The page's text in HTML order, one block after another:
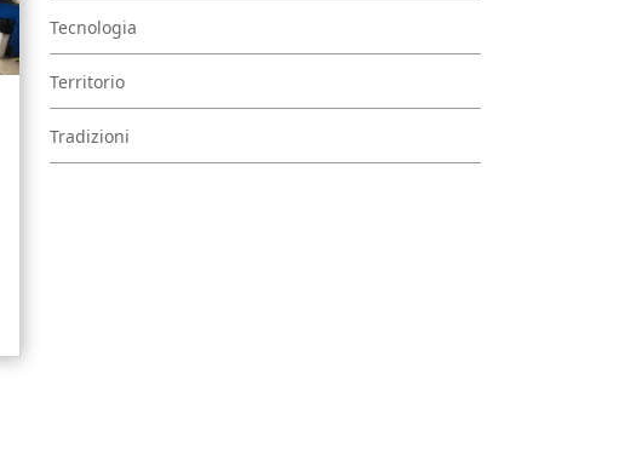
Tecnologia
Territorio
Tradizioni